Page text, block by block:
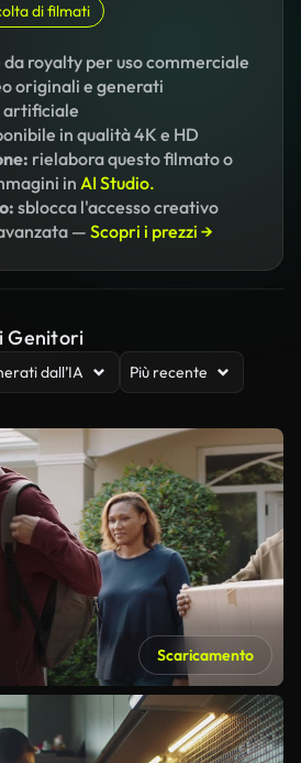
di filmati
da royalty per uso commerciale
originali e generati
artificiale
in qualità 4K e HD
rielabora questo filmato o
in AI Studio.
sblocca l'accesso creativo
— Scopri i prezzi →
Genitori
dall’IA Più recente
Scaricamento